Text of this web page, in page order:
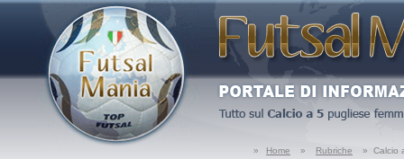
» Home » Rubriche » Calcio